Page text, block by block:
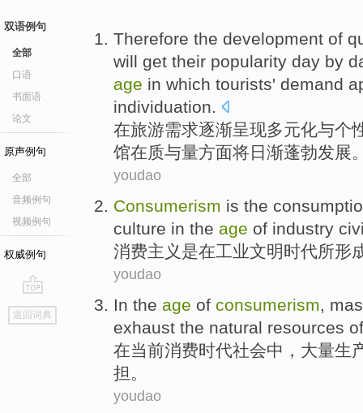
双语例句
全部
口语
书面语
论文
原声例句
全部
音频例句
视频例句
权威例句
go
top
返回词典
Therefore the development of
will get their popularity day by
age in which tourists' demand
individuation.
在旅游需求逐渐呈现多元化与个
馆在质与量方面将 日渐蓬勃发展
youdao
Consumerism is the
culture in the age of industry
消费主义 是在工业文明时代所形
youdao
In the age of consumerism
exhaust the natural resources of
在当前消费时代社会中 ， 大量生
担。
youdao